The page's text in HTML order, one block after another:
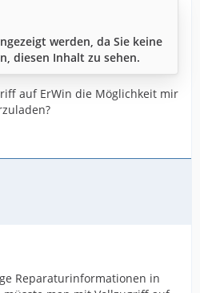
werden, da Sie keine
diesen Inhalt zu sehen.
auf ErWin die Möglichkeit mir
Reparaturinformationen in